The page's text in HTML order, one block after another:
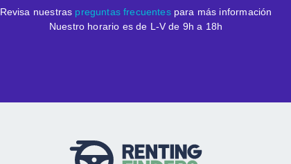
Revisa nuestras preguntas frecuentespara más información
Nuestro horario es de L-V de 9h a 18h